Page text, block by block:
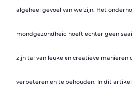
algeheel gevoel van welzijn. Het
mondgezondheid hoeft echter geen
zijn tal van leuke en creatieve
verbeteren en te behouden. In dit